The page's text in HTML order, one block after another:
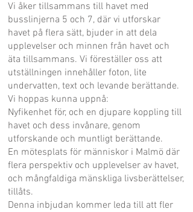
Vi åker tillsammans till havet med
busslinjerna 5 och 7, där vi utforskar
havet på flera sätt, bjuder in att dela
upplevelser och minnen från havet och
äta tillsammans. Vi föreställer oss att
utställningen innehåller foton, lite
undervatten, text och levande berättande.
Vi hoppas kunna uppnå:
Nyfikenhet för, och en djupare koppling till
havet och dess invånare, genom
utforskande och muntligt berättande.
En mötesplats för människor i Malmö där
flera perspektiv och upplevelser av havet,
och mångfaldiga mänskliga livsberättelser,
tillåts.
Denna inbjudan kommer leda till att fler